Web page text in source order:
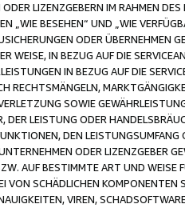
LIZENZGEBERN IM RAHMEN
„WIE BESEHEN“ UND „WIE
ODER ÜBERNEHMEN
WEISE, IN BEZUG AUF DIE
IN BEZUG AUF DIE
RECHTSMÄNGELN,
SOWIE
DER LEISTUNG ODER
DEN
ODER LIZENZGEBER
AUF BESTIMMTE ART UND
VON SCHÄDLICHEN
VIREN,